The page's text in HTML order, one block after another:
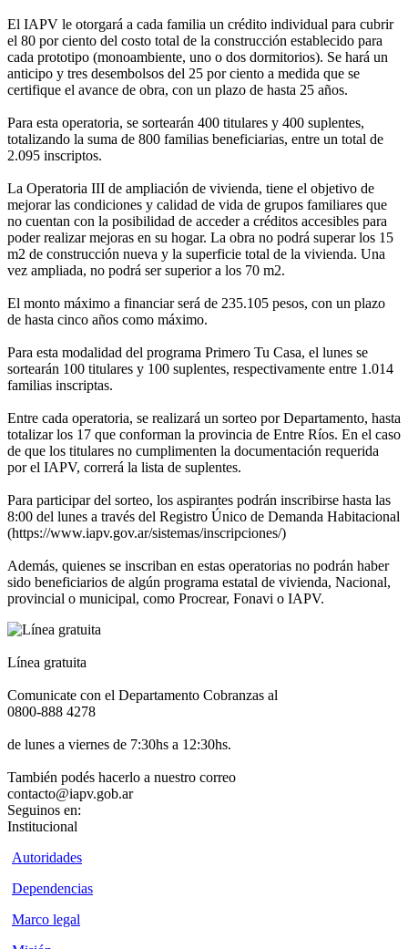
El IAPV le otorgará a cada familia un crédito individual para cubrir
el 80 por ciento del costo total de la construcción establecido para
cada prototipo (monoambiente, uno o dos dormitorios). Se hará un
anticipo y tres desembolsos del 25 por ciento a medida que se
certifique el avance de obra, con un plazo de hasta 25 años.
Para esta operatoria, se sortearán 400 titulares y 400 suplentes,
totalizando la suma de 800 familias beneficiarias, entre un total de
2.095 inscriptos.
La Operatoria III de ampliación de vivienda, tiene el objetivo de
mejorar las condiciones y calidad de vida de grupos familiares que
no cuentan con la posibilidad de acceder a créditos accesibles para
poder realizar mejoras en su hogar. La obra no podrá superar los 15
m2 de construcción nueva y la superficie total de la vivienda. Una
vez ampliada, no podrá ser superior a los 70 m2.
El monto máximo a financiar será de 235.105 pesos, con un plazo
de hasta cinco años como máximo.
Para esta modalidad del programa Primero Tu Casa, el lunes se
sortearán 100 titulares y 100 suplentes, respectivamente entre 1.014
familias inscriptas.
Entre cada operatoria, se realizará un sorteo por Departamento, hasta
totalizar los 17 que conforman la provincia de Entre Ríos. En el caso
de que los titulares no cumplimenten la documentación requerida
por el IAPV, correrá la lista de suplentes.
Para participar del sorteo, los aspirantes podrán inscribirse hasta las
8:00 del lunes a través del Registro Único de Demanda Habitacional
(https://www.iapv.gov.ar/sistemas/inscripciones/)
Además, quienes se inscriban en estas operatorias no podrán haber
sido beneficiarios de algún programa estatal de vivienda, Nacional,
provincial o municipal, como Procrear, Fonavi o IAPV.
Línea gratuita
Comunicate con el Departamento Cobranzas al
0800-888 4278
de lunes a viernes de 7:30hs a 12:30hs.
También podés hacerlo a nuestro correo
contacto@iapv.gob.ar
Seguinos en:
Institucional
Autoridades
Dependencias
Marco legal